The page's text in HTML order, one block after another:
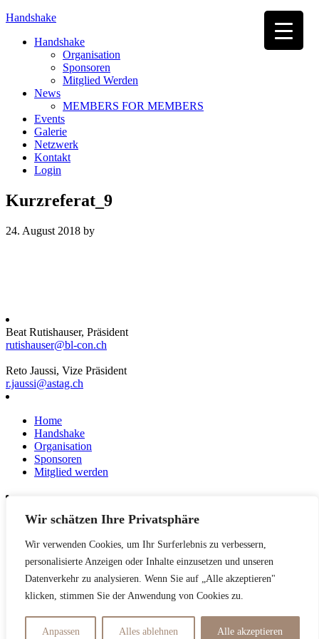
Wir schätzen Ihre Privatsphäre
Wir verwenden Cookies, um Ihr Surferlebnis zu verbessern,
personalisierte Anzeigen oder Inhalte einzusetzen und unseren
Datenverkehr zu analysieren. Wenn Sie auf „Alle akzeptieren"
klicken, stimmen Sie der Anwendung von Cookies zu.
Anpassen Alles ablehnen Alle akzeptieren
Handshake
Handshake
Organisation
Sponsoren
Mitglied Werden
News
MEMBERS FOR MEMBERS
Events
Galerie
Netzwerk
Kontakt
Login
Kurzreferat_9
24. August 2018 by
Beat Rutishauser, Präsident
rutishauser@bl-con.ch
Reto Jaussi, Vize Präsident
r.jaussi@astag.ch
Home
Handshake
Organisation
Sponsoren
Mitglied werden
News
Netzwerk
Kontakt
Datenschutzerklärung